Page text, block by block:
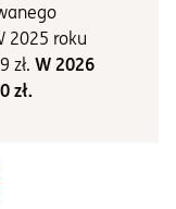
2025 roku
zł. W 2026
zł.